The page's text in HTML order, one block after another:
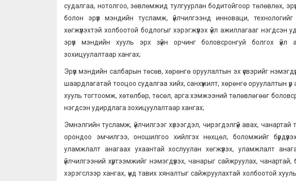
судалгаа, нотолгоо, зөвлөмжид тулгуурлан бодитойгоор төлөвлөх,
болон эрүүл мэндийн тусламж, үйлчилгээнд инноваци, технологийг
хөгжүүлэхтэй холбоотой бодлогыг хэрэгжүүлэх үйл ажиллагааг нэгдсэн
эрүүл мэндийн хууль эрх зүйн орчинг боловсронгуй болгох үйл
зохицуулалтаар хангах;
Эрүүл мэндийн салбарын төсөв, хөрөнгө оруулалтын эх үүсвэрийг
шаардлагатай тооцоо судалгаа хийх, санхүүжилт, хөрөнгө оруулалтын
хууль тогтоомж, хөтөлбөр, төсөл, арга хэмжээний төлөвлөгөөг
нэгдсэн удирдлага зохицуулалтаар хангах;
Эмнэлгийн тусламж, үйлчилгээг хүлээгдэл, чирэгдэлгүй авах, чанартай
орондоо эмчилгээ, оношилгоо хийлгэх нөхцөл, боломжийг
уламжлалт анагаах ухаантай хослуулан хөгжүүлэх, уламжлалт
үйлчилгээний хүртээмжийг нэмэгдүүлэх, чанарыг сайжруулах,
хэрэгслээр хангах, үүнд тавих хяналтыг сайжруулахтай холбоотой